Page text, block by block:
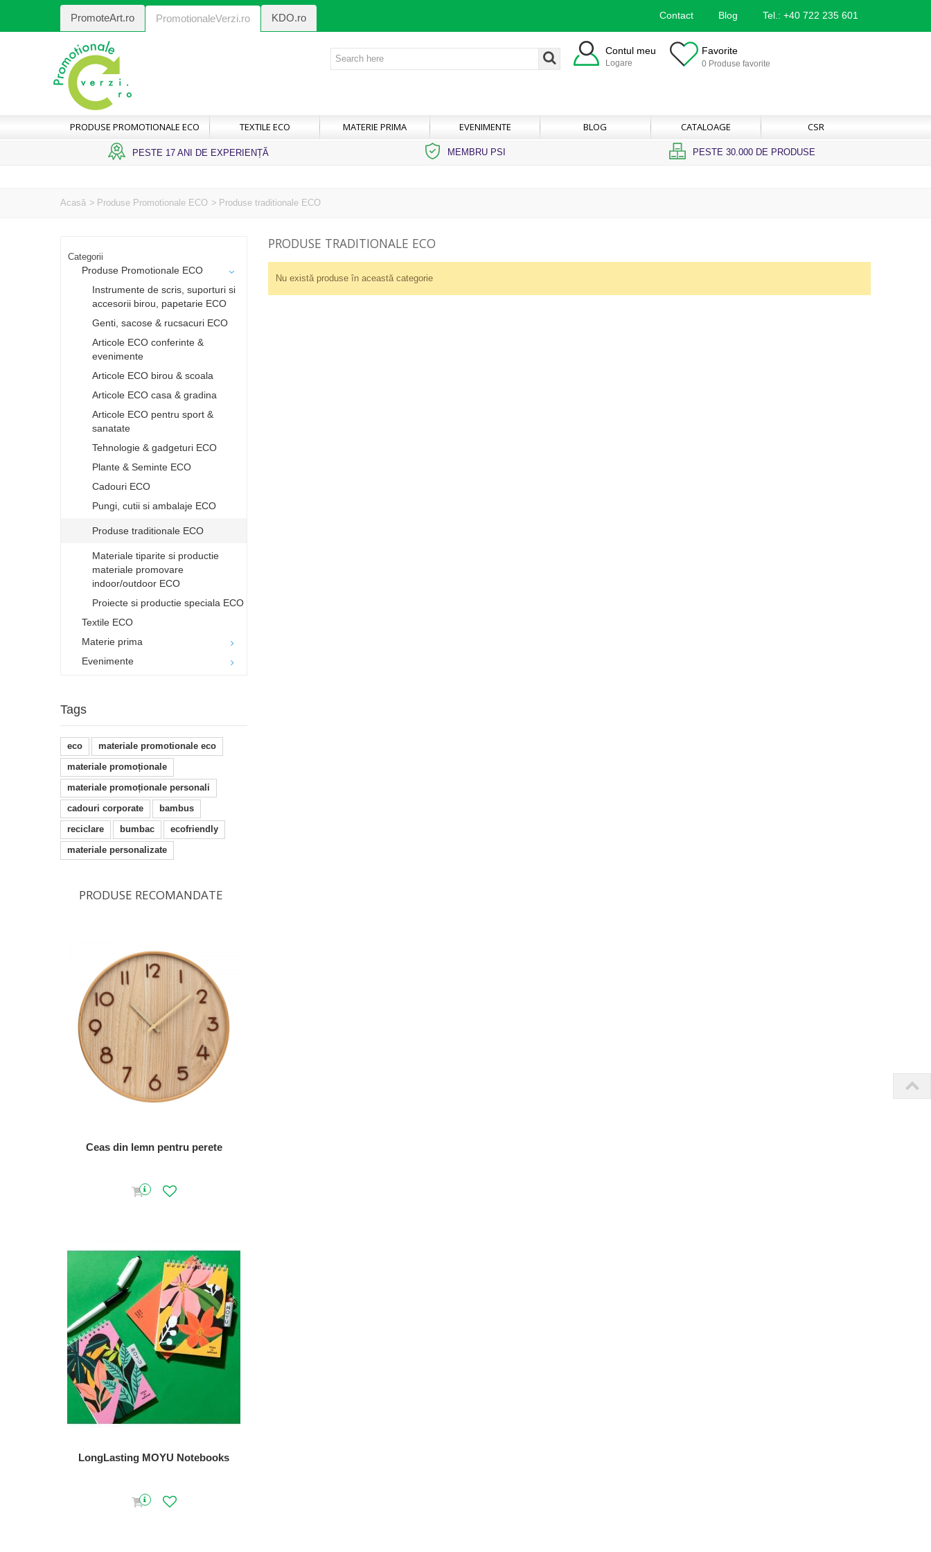
PromoteArt.ro Tel.: +40 722 235 601
Blog
PromotionaleVerzi.ro Contact
KDO.ro
Contul meu
Logare
Favorite
0 Produse favorite
PRODUSE PROMOTIONALE ECO TEXTILE ECO MATERIE PRIMA EVENIMENTE BLOG CATALOAGE CSR
PESTE 17 ANI DE EXPERIENȚĂ MEMBRU PSI PESTE 30.000 DE PRODUSE
Acasă > Produse Promotionale ECO > Produse traditionale ECO
Categorii
Produse Promotionale ECO
Instrumente de scris, suporturi si
accesorii birou, papetarie ECO
Genti, sacose & rucsacuri ECO
Articole ECO conferinte &
evenimente
Articole ECO birou & scoala
Articole ECO casa & gradina
Articole ECO pentru sport &
sanatate
Tehnologie & gadgeturi ECO
Plante & Seminte ECO
Cadouri ECO
Pungi, cutii si ambalaje ECO
Produse traditionale ECO
Materiale tiparite si productie
materiale promovare
indoor/outdoor ECO
Proiecte si productie speciala ECO
Textile ECO
Materie prima
Evenimente
Tags
eco
materiale promotionale eco
materiale promoționale
materiale promoționale personali
cadouri corporate
bambus
reciclare
bumbac
ecofriendly
materiale personalizate
PRODUSE RECOMANDATE
Ceas din lemn pentru perete
LongLasting MOYU Notebooks
PRODUSE TRADITIONALE ECO
Nu există produse în această categorie